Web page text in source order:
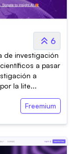
6
de investigación
a pasar
a
la lite...
Freemium